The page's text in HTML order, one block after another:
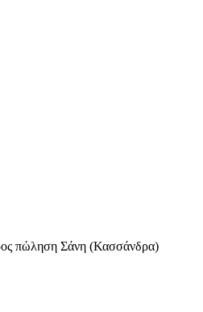
πώληση Σάνη (Κασσάνδρα)